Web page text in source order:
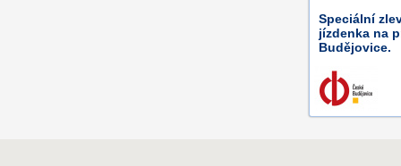
Speciální
jízdenka na
Budějovice.